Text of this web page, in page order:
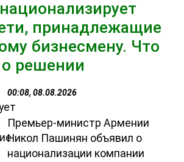
принадлежащие
бизнесмену. Что
о решении
00:08, 08.08.2026
Премьер-министр Армении
Никол Пашинян объявил о
национализации компании